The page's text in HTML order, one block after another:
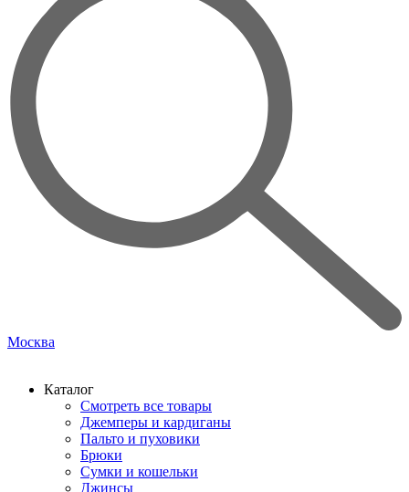
Москва
Каталог
Смотреть все товары
Джемперы и кардиганы
Пальто и пуховики
Брюки
Сумки и кошельки
Джинсы